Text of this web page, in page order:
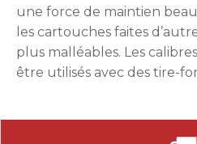
une force de maintien
les cartouches faites
plus malléables. Les
être utilisés avec des tire-